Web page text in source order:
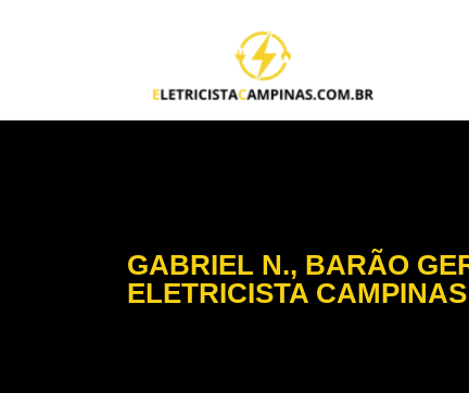
GABRIEL N., BARÃO
ELETRICISTA CAMPINAS